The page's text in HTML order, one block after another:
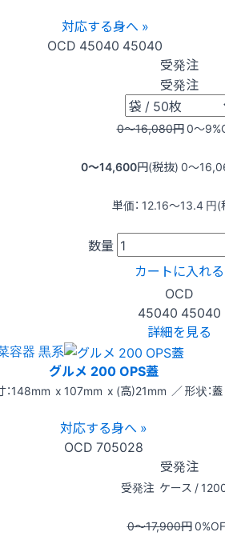
対応する身へ »
OCD 45040 45040
受発注
受発注
0〜16,080円0〜9
0〜14,600円(税抜) 0〜
単価： 12.16〜13.4 円(
数量
カートに入れる
OCD
45040 45040
詳細を見る
容器 黒系
グルメ 200 OPS蓋
：148mm x 107mm x (高)21mm ／ 形状：蓋
対応する身へ »
OCD 705028
受発注
受発注 ケース /
0〜17,900円0